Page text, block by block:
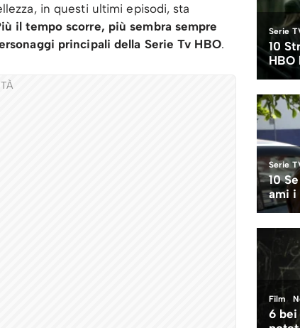
in questi ultimi episodi, sta
il tempo scorre, più sembra sempre
principali della Serie Tv HBO.